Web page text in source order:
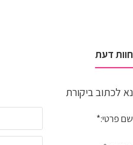
חוות דעת
נא לכתוב ביקורת
שם פרטי: